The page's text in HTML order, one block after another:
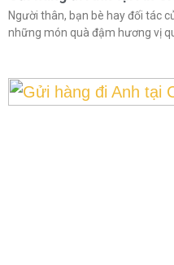
Người thân, bạn bè hay đối tác
những món quà đậm hương vị